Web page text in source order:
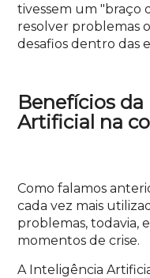
tivessem um "braço
resolver problemas
desafios dentro das
Benefícios
Artificial na
Como falamos
cada vez mais
problemas, todavia,
momentos de crise.
A Inteligência